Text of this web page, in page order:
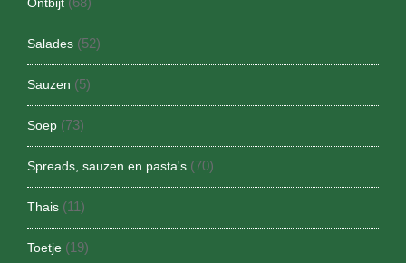
Salades (52)
Sauzen (5)
Soep (73)
Spreads, sauzen en pasta's (70)
Thais (11)
Toetje (19)